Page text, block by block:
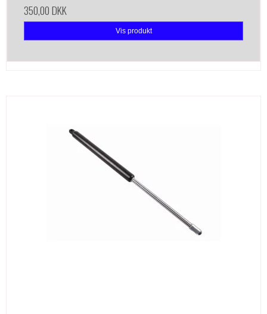
350,00 DKK
Vis produkt